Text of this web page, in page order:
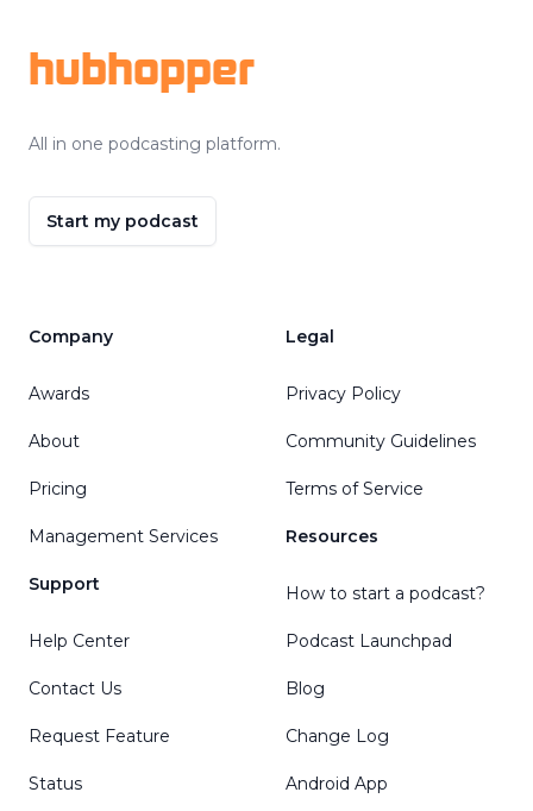
hubhopper
All in one podcasting platform.
Start my podcast
Company
Awards
About
Pricing
Management Services
Support
Help Center
Contact Us
Request Feature
Status
Legal
Privacy Policy
Community Guidelines
Terms of Service
Resources
How to start a podcast?
Podcast Launchpad
Blog
Change Log
Android App